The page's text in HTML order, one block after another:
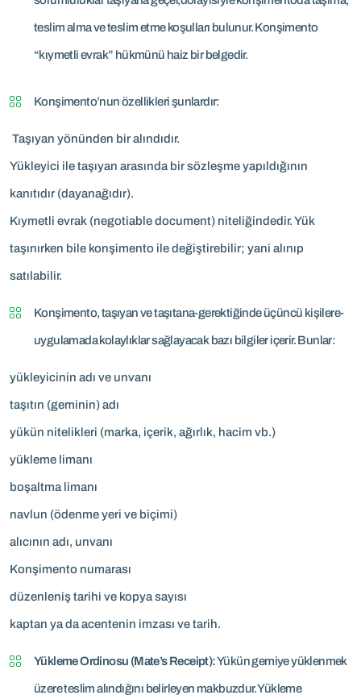
teslim alma ve teslim etme koşulları bulunur. Konşimento
“kıymetli evrak” hükmünü haiz bir belgedir.
Konşimento’nun özellikleri şunlardır:
Taşıyan yönünden bir alındıdır.
Yükleyici ile taşıyan arasında bir sözleşme yapıldığının
kanıtıdır (dayanağıdır).
Kıymetli evrak (negotiable document) niteliğindedir. Yük
taşınırken bile konşimento ile değiştirebilir; yani alınıp
satılabilir.
Konşimento, taşıyan ve taşıtana-gerektiğinde üçüncü kişilere-
uygulamada kolaylıklar sağlayacak bazı bilgiler içerir. Bunlar:
yükleyicinin adı ve unvanı
taşıtın (geminin) adı
yükün nitelikleri (marka, içerik, ağırlık, hacim vb.)
yükleme limanı
boşaltma limanı
navlun (ödenme yeri ve biçimi)
alıcının adı, unvanı
Konşimento numarası
düzenleniş tarihi ve kopya sayısı
kaptan ya da acentenin imzası ve tarih.
Yükleme Ordinosu (Mate’s Receipt):Yükün gemiye yüklenmek
üzere teslim alındığını belirleyen makbuzdur. Yükleme